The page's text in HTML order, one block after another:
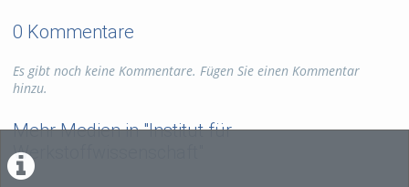
0 Kommentare
Es gibt noch keine Kommentare. Fügen Sie einen Kommentar
hinzu.
Mehr Medien in "Institut für
Werkstoffwissenschaft"